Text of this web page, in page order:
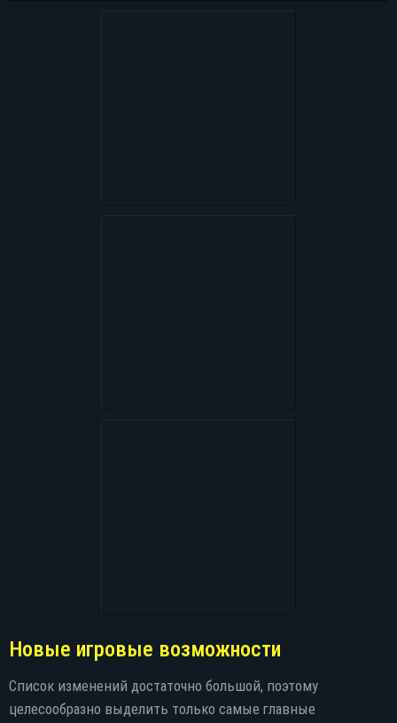
Новые игровые возможности
Список изменений достаточно большой, поэтому
целесообразно выделить только самые главные